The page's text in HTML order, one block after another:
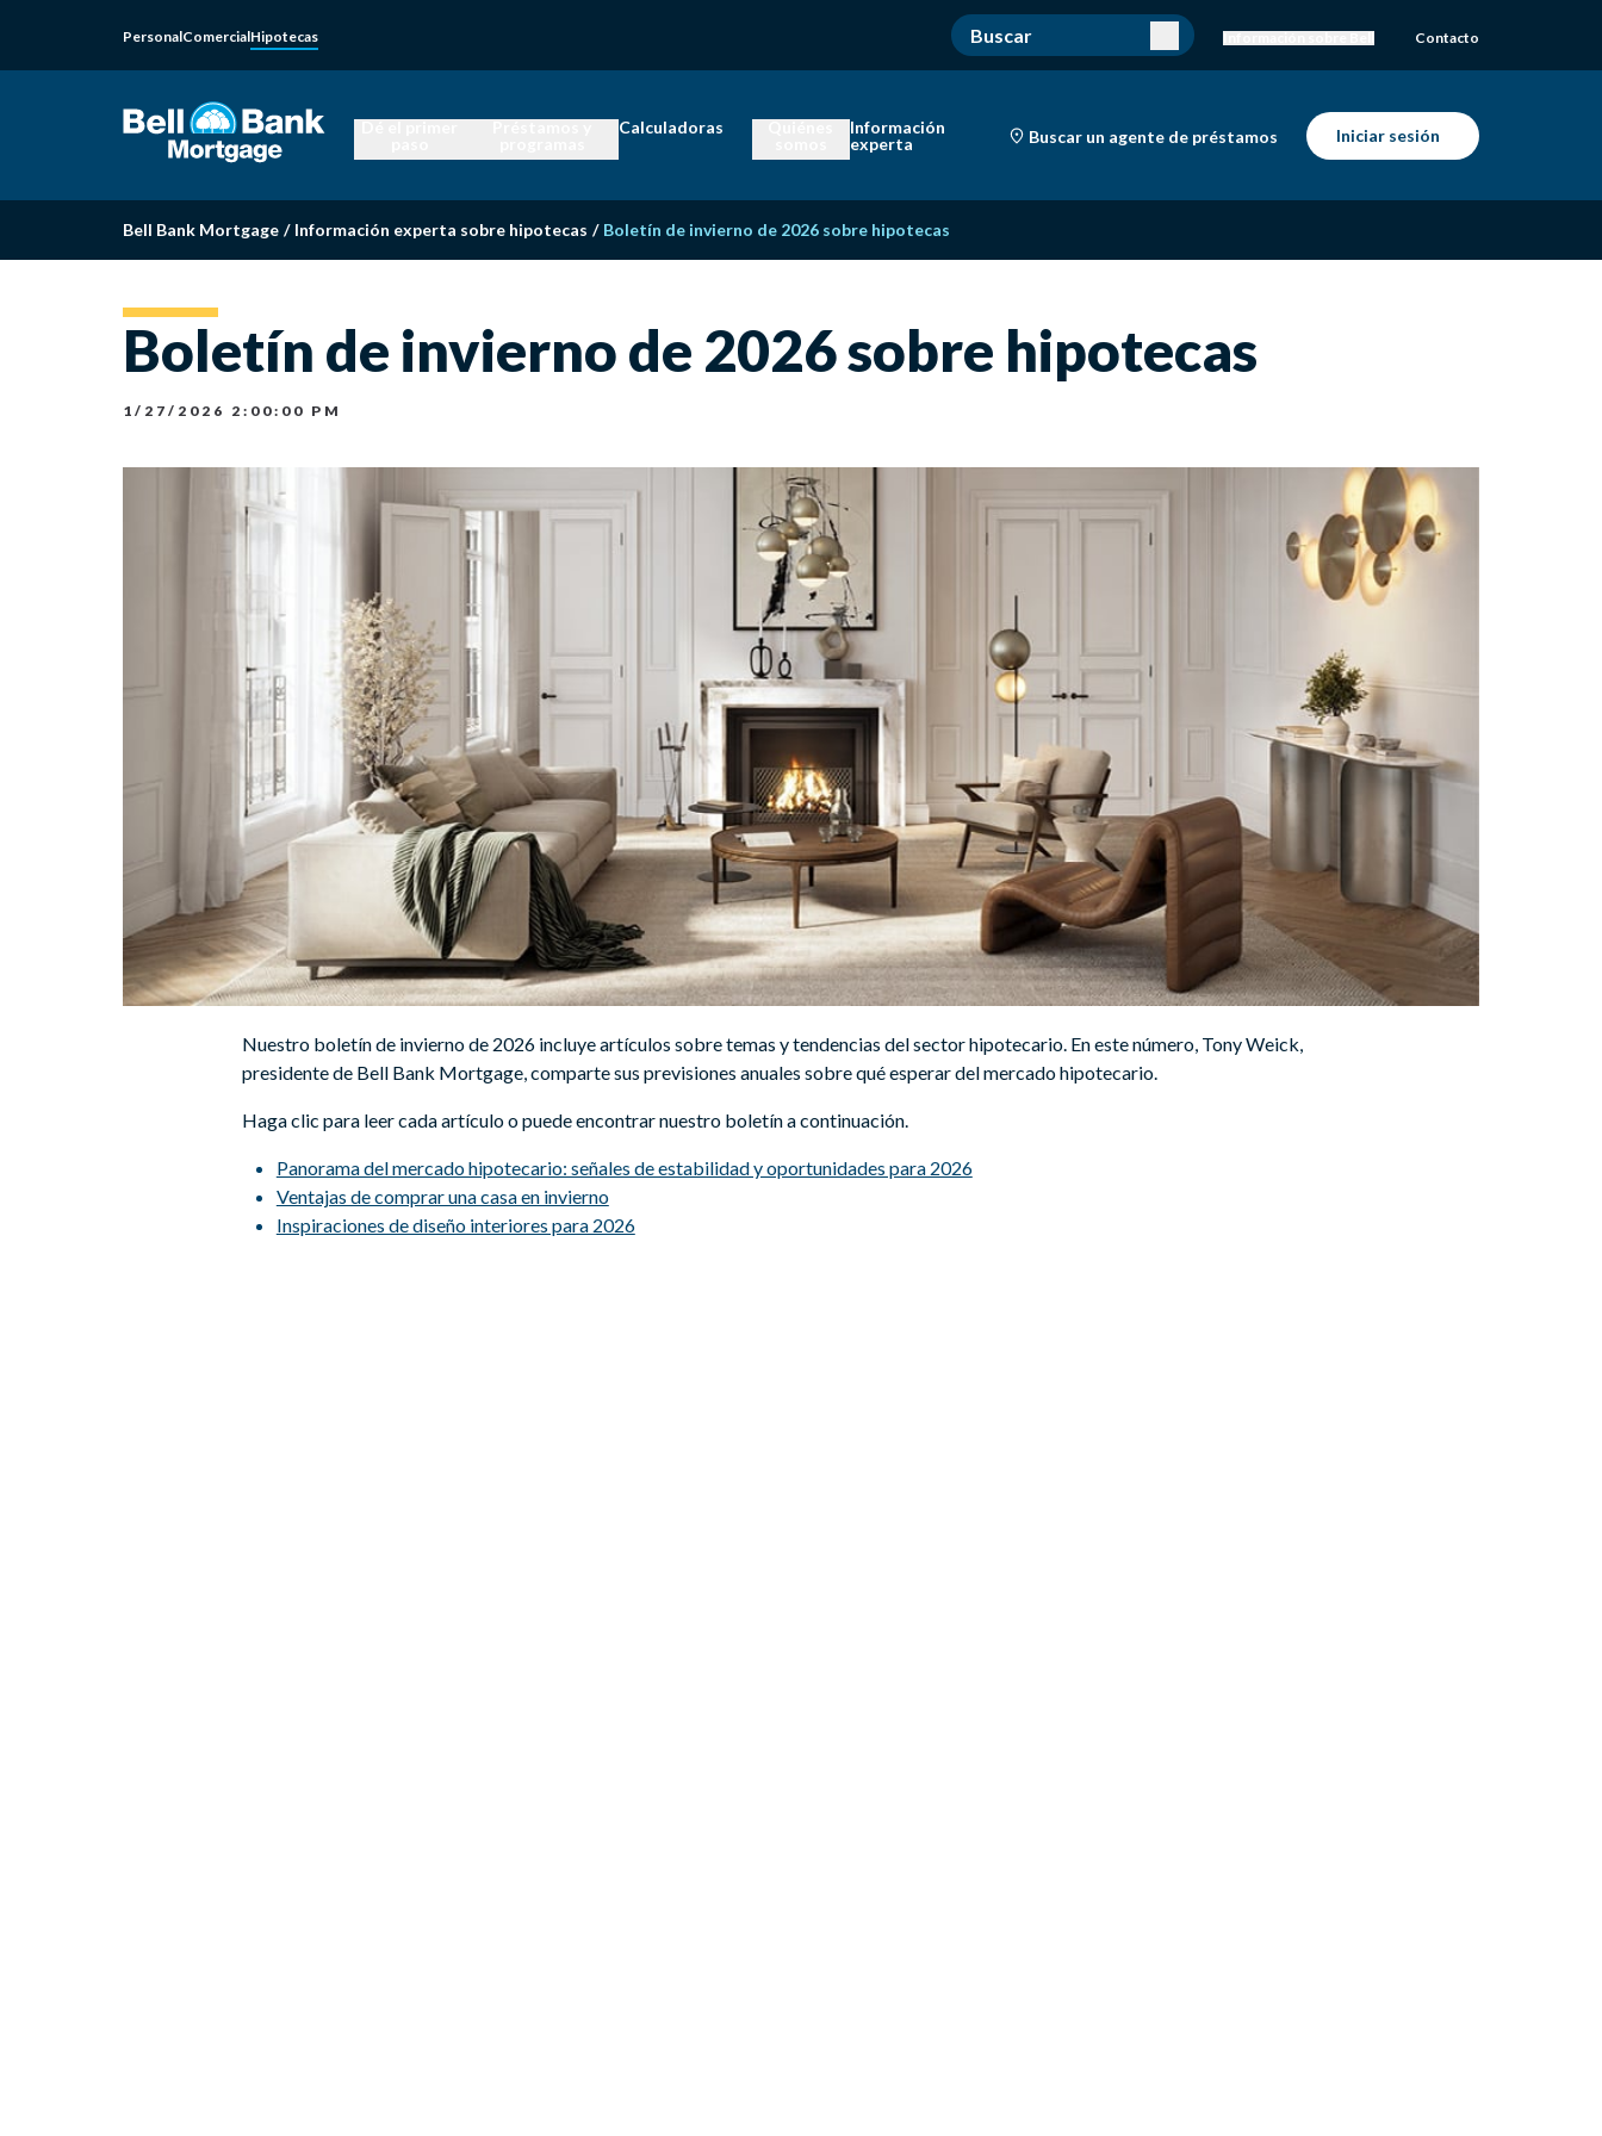
PersonalComercialHipotecas Contacto
Calculadoras
Información
experta
Buscar un agente de préstamos Iniciar sesión
Bell Bank Mortgage / Información experta sobre hipotecas / Boletín de invierno de 2026 sobre hipotecas
Boletín de invierno de 2026 sobre hipotecas
1/27/2026 2:00:00 PM
Nuestro boletín de invierno de 2026 incluye artículos sobre temas y tendencias del sector hipotecario. En este número, Tony Weick,
presidente de Bell Bank Mortgage, comparte sus previsiones anuales sobre qué esperar del mercado hipotecario.
Haga clic para leer cada artículo o puede encontrar nuestro boletín a continuación.
Panorama del mercado hipotecario: señales de estabilidad y oportunidades para 2026
Ventajas de comprar una casa en invierno
Inspiraciones de diseño interiores para 2026